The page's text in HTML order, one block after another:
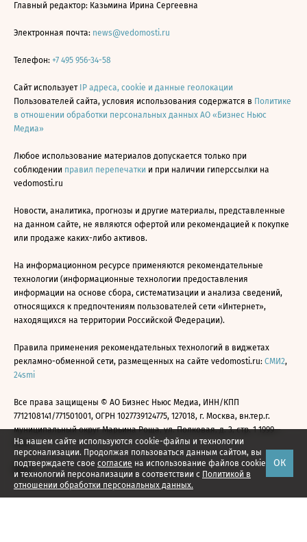
На нашем сайте используются cookie-файлы и технологии
персонализации. Продолжая пользоваться данным сайтом, вы
подтверждаете свое согласие на использование файлов cookie
и технологий персонализации в соответствии с Политикой в
отношении обработки персональных данных.
ОК
Главный редактор: Казьмина Ирина Сергеевна
Электронная почта: news@vedomosti.ru
Телефон: +7 495 956-34-58
Сайт использует IP адреса, cookie и данные геолокации
Пользователей сайта, условия использования содержатся в Политике
в отношении обработки персональных данных АО «Бизнес Ньюс
Медиа»
Любое использование материалов допускается только при
соблюдении правил перепечатки и при наличии гиперссылки на
vedomosti.ru
Новости, аналитика, прогнозы и другие материалы, представленные
на данном сайте, не являются офертой или рекомендацией к покупке
или продаже каких-либо активов.
На информационном ресурсе применяются рекомендательные
технологии (информационные технологии предоставления
информации на основе сбора, систематизации и анализа сведений,
относящихся к предпочтениям пользователей сети «Интернет»,
находящихся на территории Российской Федерации).
Правила применения рекомендательных технологий в виджетах
рекламно-обменной сети, размещенных на сайте vedomosti.ru: СМИ2,
24smi
Все права защищены © АО Бизнес Ньюс Медиа, ИНН/КПП
7712108141/771501001, ОГРН 1027739124775, 127018, г. Москва, вн.тер.г.
муниципальный округ Марьина Роща, ул. Полковая, д. 3, стр. 1 1999—
2026